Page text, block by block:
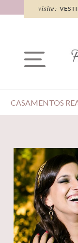
CASAMENTOS